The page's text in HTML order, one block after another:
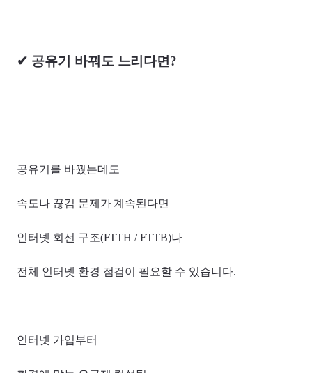
✔ 공유기 바꿔도 느리다면?
공유기를 바꿨는데도
속도나 끊김 문제가 계속된다면
인터넷 회선 구조(FTTH / FTTB)나
전체 인터넷 환경 점검이 필요할 수 있습니다.
인터넷 가입부터